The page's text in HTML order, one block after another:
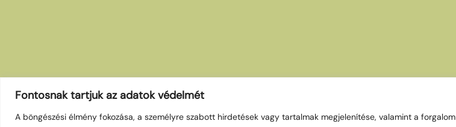
Fontosnak tartjuk az adatok védelmét
A böngészési élmény fokozása, a személyre szabott hirdetések vagy tartalmak megjelenítése, valamint a forgalom